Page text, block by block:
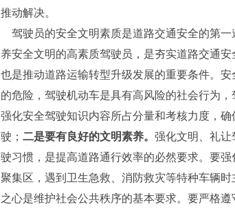
推动解决。
驾驶员的安全文明素质是道路交通安全的第
养安全文明的高素质驾驶员，是夯实道路交通
也是推动道路运输转型升级发展的重要条件。
的危险，驾驶机动车是具有高风险的社会行为
强化安全驾驶知识内容所占分量和考核力度，
驶； 二是要有良好的文明素养。 强化文明、礼
驶习惯，是提高道路通行效率的必然要求。要
聚集区，遇到卫生急救、消防救灾等特种车辆
之心是维护社会公共秩序的基本要求。要严格